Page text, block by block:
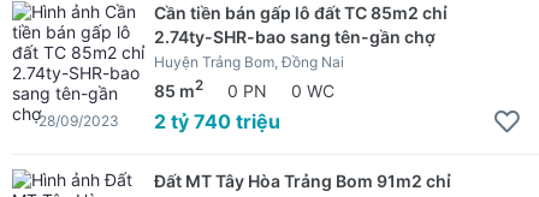
Cần tiền bán gấp lô đất TC 85m2 chỉ
2.74ty-SHR-bao sang tên-gần chợ
Huyện Trảng Bom, Đồng Nai
85 m2 0 PN 0 WC
2 tỷ 740 triệu
28/09/2023
Đất MT Tây Hòa Trảng Bom 91m2 chỉ